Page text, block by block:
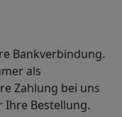
Bankverbindung.
als
Zahlung bei uns
Bestellung.